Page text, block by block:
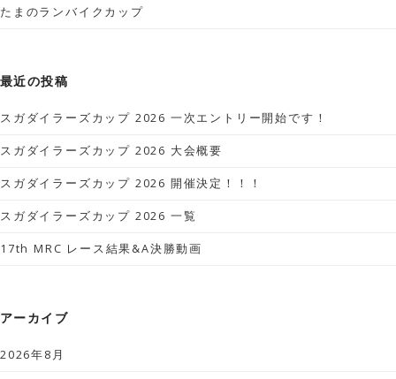
たまのランバイクカップ
最近の投稿
スガダイラーズカップ 2026 一次エントリー開始です！
スガダイラーズカップ 2026 大会概要
スガダイラーズカップ 2026 開催決定！！！
スガダイラーズカップ 2026 一覧
17th MRC レース結果&A決勝動画
アーカイブ
2026年8月